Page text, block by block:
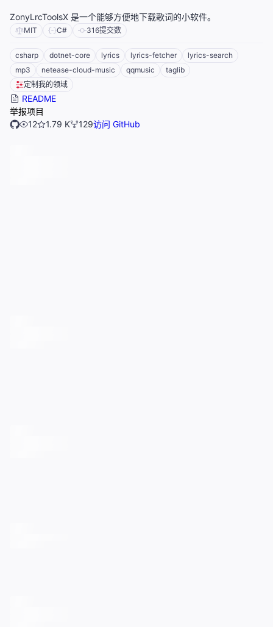
ZonyLrcToolsX 是一个能够方便地下载歌词的小软件。
MIT C# 316提交数
csharp dotnet-core lyrics lyrics-fetcher
lyrics-search
mp3
netease-cloud-music qqmusic
taglib
定制我的领域
README
举报项目
12
1.79 K 129访问 GitHub